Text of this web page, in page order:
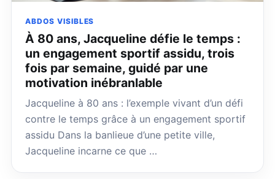
ABDOS VISIBLES
À 80 ans, Jacqueline défie le temps :
un engagement sportif assidu, trois
fois par semaine, guidé par une
motivation inébranlable
Jacqueline à 80 ans : l’exemple vivant d’un défi
contre le temps grâce à un engagement sportif
assidu Dans la banlieue d’une petite ville,
Jacqueline incarne ce que …